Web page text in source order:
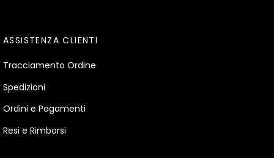
ASSISTENZA CLIENTI
Tracciamento Ordine
Spedizioni
Ordini e Pagamenti
Resi e Rimborsi